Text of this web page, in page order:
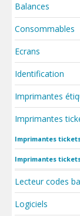
Balances
Consommables
Ecrans
Identification
Imprimantes
Imprimantes
Imprimantes
Imprimantes
Lecteur codes
Logiciels